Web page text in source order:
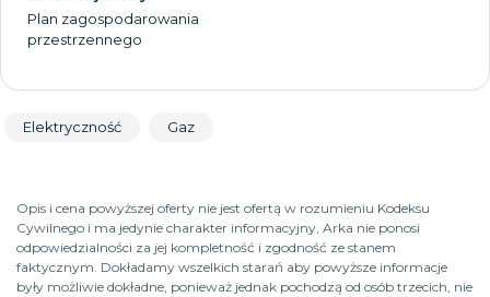
Plan zagospodarowania
przestrzennego
Elektryczność Gaz
Opis i cena powyższej oferty nie jest ofertą w rozumieniu Kodeksu
Cywilnego i ma jedynie charakter informacyjny, Arka nie ponosi
odpowiedzialności za jej kompletność i zgodność ze stanem
faktycznym. Dokładamy wszelkich starań aby powyższe informacje
były możliwie dokładne, ponieważ jednak pochodzą od osób trzecich, nie